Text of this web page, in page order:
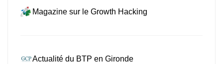
Magazine sur le Growth Hacking
Actualité du BTP en Gironde